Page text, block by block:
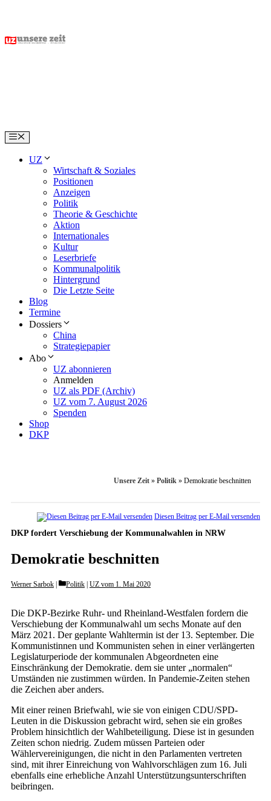
content
Menu
UZ
Wirtschaft & Soziales
Positionen
Anzeigen
Politik
Theorie & Geschichte
Aktion
Internationales
Kultur
Leserbriefe
Kommunalpolitik
Hintergrund
Die Letzte Seite
Blog
Termine
Dossiers
China
Strategiepapier
Abo
UZ abonnieren
Anmelden
UZ als PDF (Archiv)
UZ vom 7. August 2026
Spenden
Shop
DKP
Unsere Zeit » Politik » Demokratie beschnitten
Diesen Beitrag per E-Mail versenden
DKP fordert Verschiebung der Kommunalwahlen in NRW
Demokratie beschnitten
Werner Sarbok Categories
Politik UZ vom 1. Mai 2020
Die DKP-Bezirke Ruhr- und Rheinland-Westfalen fordern die
Verschiebung der Kommunalwahl um sechs Monate auf den
März 2021. Der geplante Wahltermin ist der 13. September. Die
Kommunistinnen und Kommunisten sehen in einer verlängerten
Legislaturperiode der kommunalen Abgeordneten eine
Einschränkung der Demokratie. dem sie unter „normalen“
Umständen nie zustimmen würden. In Pandemie-Zeiten stehen
die Zeichen aber anders.
Mit einer reinen Briefwahl, wie sie von einigen CDU/SPD-
Leuten in die Diskussion gebracht wird, sehen sie ein großes
Problem hinsichtlich der Wahlbeteiligung. Diese ist in gesunden
Zeiten schon niedrig. Zudem müssen Parteien oder
Wählervereinigungen, die nicht in den Parlamenten vertreten
sind, mit ihrer Einreichung von Wahlvorschlägen zum 16. Juli
ebenfalls eine erhebliche Anzahl Unterstützungsunterschriften
beibringen.